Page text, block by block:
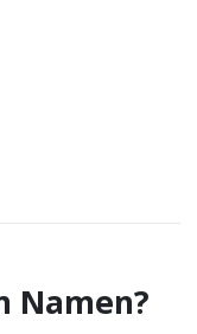
Namen?